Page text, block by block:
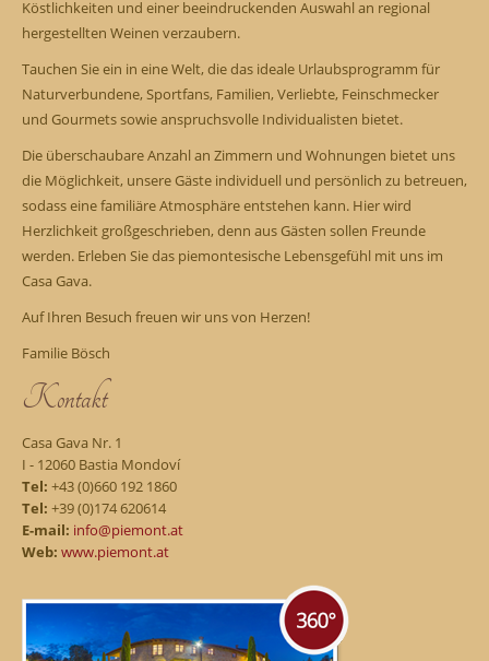
Köstlichkeiten und einer beeindruckenden Auswahl an regional
hergestellten Weinen verzaubern.
Tauchen Sie ein in eine Welt, die das ideale Urlaubsprogramm für
Naturverbundene, Sportfans, Familien, Verliebte, Feinschmecker
und Gourmets sowie anspruchsvolle Individualisten bietet.
Die überschaubare Anzahl an Zimmern und Wohnungen bietet uns
die Möglichkeit, unsere Gäste individuell und persönlich zu betreuen,
sodass eine familiäre Atmosphäre entstehen kann. Hier wird
Herzlichkeit großgeschrieben, denn aus Gästen sollen Freunde
werden. Erleben Sie das piemontesische Lebensgefühl mit uns im
Casa Gava.
Auf Ihren Besuch freuen wir uns von Herzen!
Familie Bösch
Kontakt
Casa Gava Nr. 1
I - 12060 Bastia Mondoví
Tel: +43 (0)660 192 1860
Tel: +39 (0)174 620614
E-mail: info@piemont.at
Web: www.piemont.at